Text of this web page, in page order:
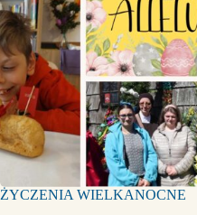
ŻYCZENIA WIELKANOCNE